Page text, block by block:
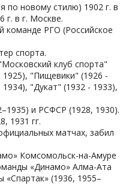
по новому стилю) 1902 г. в
г. в г. Москве.
команде РГО (Российское
спорта.
клуб спорта"
1925), "Пищевики" (1926 -
"Дукат" (1932 - 1933),
и РСФСР (1928, 1930).
1931 гг.
матчах, забил
Комсомольск-на-Амуре
«Динамо» Алма-Ата
«Спартак» (1936, 1955–